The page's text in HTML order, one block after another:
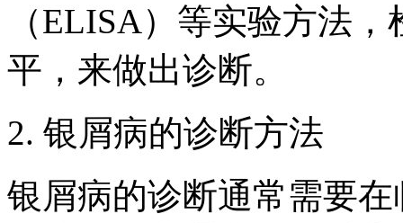
（ELISA）等实验方法
平，来做出诊断。
2. 银屑病的诊断方法
银屑病的诊断通常需要